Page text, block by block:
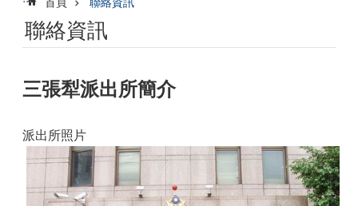
聯絡資訊
三張犁派出所簡介
派出所照片